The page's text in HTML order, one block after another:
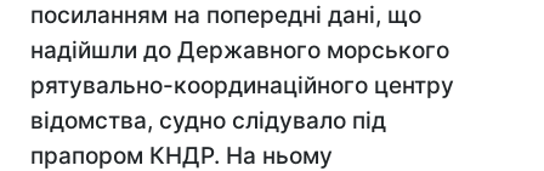
посиланням на попередні дані, що
надійшли до Державного морського
рятувально-координаційного центру
відомства, судно слідувало під
прапором КНДР. На ньому